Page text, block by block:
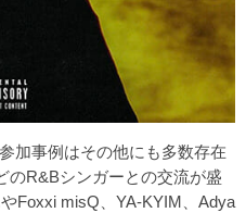
加事例はその他にも多数存在
のR&Bシンガーとの交流が盛
Foxxi misQ、YA-KYIM、Adya